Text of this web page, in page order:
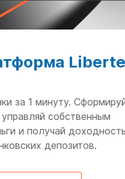
за 1 минуту.
собственным
и получай доходность
депозитов.